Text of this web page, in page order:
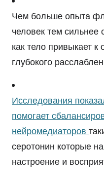
Чем больше опыта
человек тем сильнее
как тело привыкает к
глубокого
Исследования
помогает
нейромедиаторов
серотонин которые
настроение и